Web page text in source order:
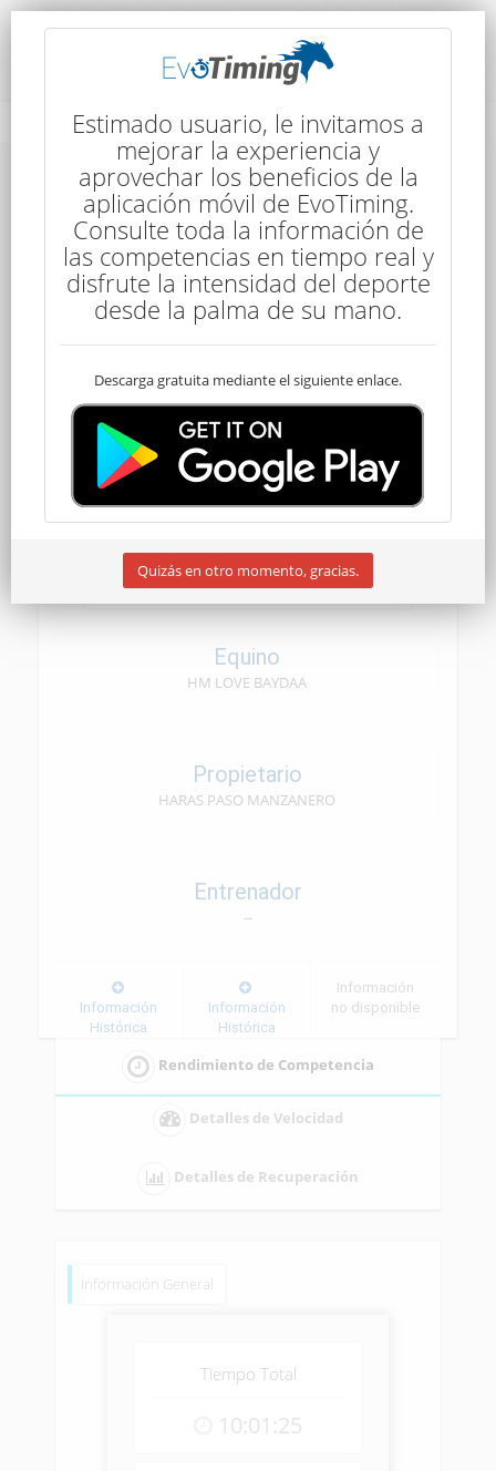
Rendimiento del Competidor
116
Jonathan LOPEZ
Clasificado
120 kms
SENIOR
26/04/2025
Equino
HM LOVE BAYDAA
Propietario
HARAS PASO MANZANERO
Entrenador
--
Información
Histórica
Información
Histórica
Información
no disponible
Rendimiento de Competencia
Detalles de Velocidad
Detalles de Recuperación
Información General
Tiempo Total
10:01:25
Estimado usuario, le invitamos a
mejorar la experiencia y
aprovechar los beneficios de la
aplicación móvil de EvoTiming.
Consulte toda la información de
las competencias en tiempo real y
disfrute la intensidad del deporte
desde la palma de su mano.
Descarga gratuita mediante el siguiente enlace.
Quizás en otro momento, gracias.